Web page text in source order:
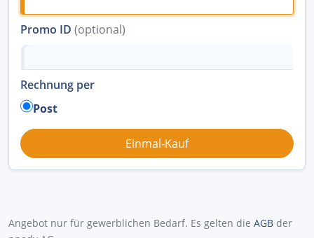
Promo ID (optional)
Rechnung per
Post
Angebot nur für gewerblichen Bedarf. Es gelten die AGB der